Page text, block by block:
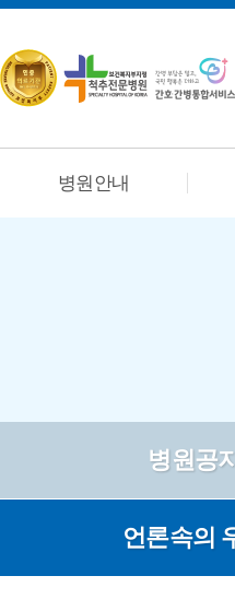
병원안내
병원공
언론속의